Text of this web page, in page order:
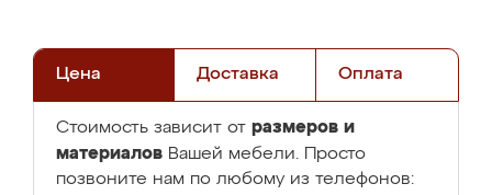
Цена Доставка Оплата
Стоимость зависит от размеров и
материалов Вашей мебели. Просто
позвоните нам по любому из телефонов: